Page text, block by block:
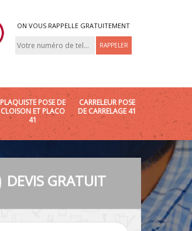
ON VOUS RAPPELLE GRATUITEMENT
PLAQUISTE POSE DE
CLOISON ET PLACO
41
CARRELEUR POSE
DE CARRELAGE 41
DEVIS GRATUIT